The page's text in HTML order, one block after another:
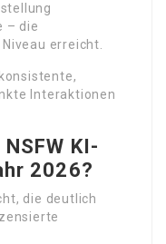
– die
erreicht.
Interaktionen
KI-
2026?
die deutlich